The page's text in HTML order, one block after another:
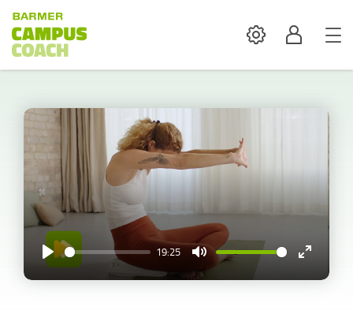
SettingsProfil
Play
19:25
Mute
fullscreen